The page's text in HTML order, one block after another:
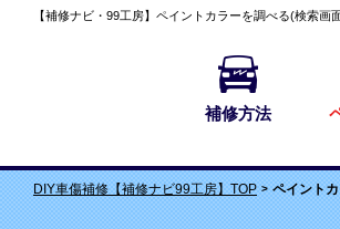
【補修ナビ・99工房】 ペイントカラーを調べる(検索画
補修方法
DIY車傷補修【補修ナビ99工房】TOP ペイント